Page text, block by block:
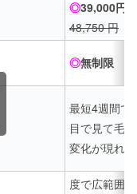
◎39,000円
48,750 円
◎無制限
最短4週間で
目で見て毛
変化が現れ
度で広範囲に